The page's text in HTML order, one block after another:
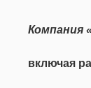
Компания
включая